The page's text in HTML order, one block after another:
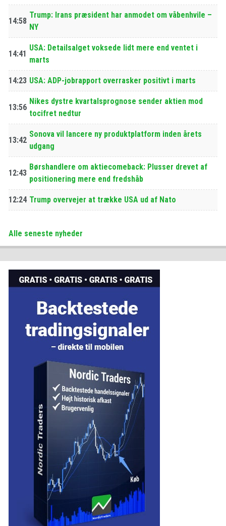
14:58
Trump: Irans præsident har anmodet om våbenhvile –
NY
14:41
USA: Detailsalget voksede lidt mere end ventet i
marts
14:23 USA: ADP-jobrapport overrasker positivt i marts
13:56
Nikes dystre kvartalsprognose sender aktien mod
tocifret nedtur
13:42
Sonova vil lancere ny produktplatform inden årets
udgang
12:43
Børshandlere om aktiecomeback: Plusser drevet af
positionering mere end fredshåb
12:24 Trump overvejer at trække USA ud af Nato
Alle seneste nyheder